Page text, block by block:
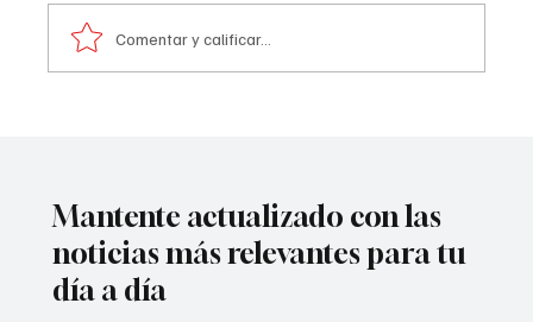
Comentar y calificar...
Mantente actualizado con las
noticias más relevantes para tu
día a día